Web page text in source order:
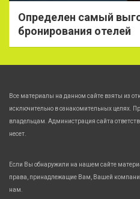
Определен самый
бронирования отелей
Все материалы на данном сайте взяты из
исключительно в ознакомительных целях.
владельцам. Администрация сайта
несет.
Если Вы обнаружили на нашем сайте
права, принадлежащие Вам, Вашей
нам.